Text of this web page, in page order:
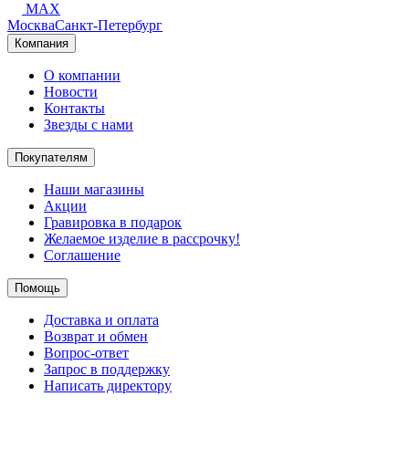
MAX
МоскваСанкт-Петербург
Компания
О компании
Новости
Контакты
Звезды с нами
Покупателям
Наши магазины
Акции
Гравировка в подарок
Желаемое изделие в рассрочку!
Соглашение
Помощь
Доставка и оплата
Возврат и обмен
Вопрос-ответ
Запрос в поддержку
Написать директору